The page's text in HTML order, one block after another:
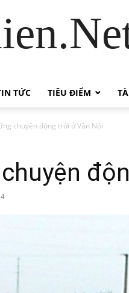
TỨC TIÊU ĐIỂM
chuyện động trời ở Vân Nội